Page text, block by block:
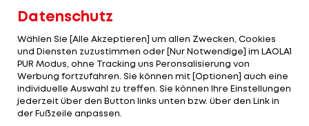
unverletzt.
Für einen Schockmoment sorgtLindsey Vonn mit
ihrem Sturz nach wenigen Fahrsekunden. Die 41-
Jährige wurde mit dem Helikopter
abtransportiert (Alle Infos >>> ).
Datenschutz
Wählen Sie [Alle Akzeptieren] um allen Zwecken, Cookies
und Diensten zuzustimmen oder [Nur Notwendige] im LAOLA1
PUR Modus, ohne Tracking uns Peronsalisierung von
Werbung fortzufahren. Sie können mit [Optionen] auch eine
individuelle Auswahl zu treffen. Sie können Ihre Einstellungen
jederzeit über den Button links unten bzw. über den Link in
der Fußzeile anpassen.